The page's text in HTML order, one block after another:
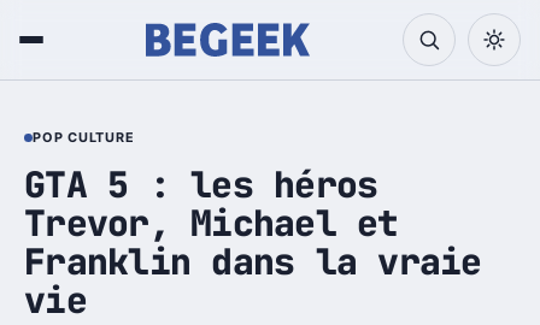
POP CULTURE
GTA 5 : les héros
Trevor, Michael et
Franklin dans la vraie
vie